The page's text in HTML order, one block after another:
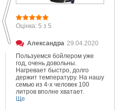
Оцінка: 5 з 5
Александра 29.04.2020
Пользуемся бойлером уже
год, очень довольны.
Нагревает быстро, долго
держит температуру. На нашу
семью из 4-х человек 100
литров вполне хватает.
Ще